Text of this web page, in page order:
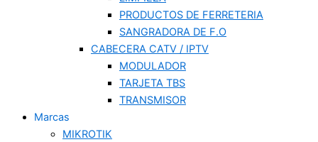
PRODUCTOS DE FERRETERIA
SANGRADORA DE F.O
CABECERA CATV / IPTV
MODULADOR
TARJETA TBS
TRANSMISOR
Marcas
MIKROTIK